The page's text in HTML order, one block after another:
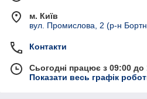
м. Київ
вул. Промислова, 2 (р-н
Контакти
Сьогодні працює з 09:00 до
Показати весь графік